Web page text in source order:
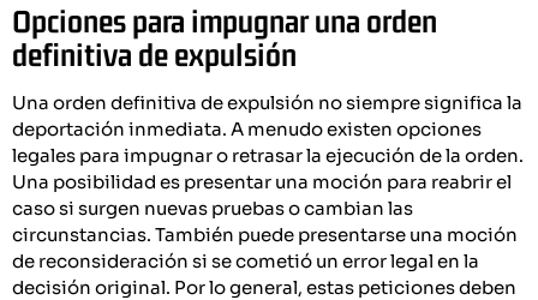
Opciones para impugnar una orden
definitiva de expulsión
Una orden definitiva de expulsión no siempre significa la
deportación inmediata. A menudo existen opciones
legales para impugnar o retrasar la ejecución de la orden.
Una posibilidad es presentar una moción para reabrir el
caso si surgen nuevas pruebas o cambian las
circunstancias. También puede presentarse una moción
de reconsideración si se cometió un error legal en la
decisión original. Por lo general, estas peticiones deben